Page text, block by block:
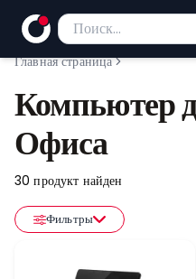
Поиск товаров
Введите минимум 2
Главная страница
Компьютер
Офиса
30 продукт найден
Фильтры